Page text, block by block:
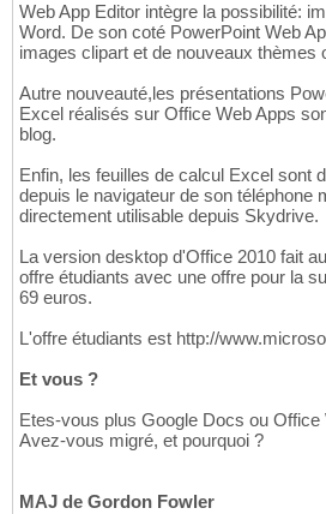
Web App Editor intègre la possibilité:
Word. De son coté PowerPoint Web
images clipart et de nouveaux thèmes
Autre nouveauté,les présentations
Excel réalisés sur Office Web Apps
blog.
Enfin, les feuilles de calcul Excel sont
depuis le navigateur de son téléphone
directement utilisable depuis Skydrive.
La version desktop d'Office 2010 fait
offre étudiants avec une offre pour la
69 euros.
L'offre étudiants est http://
Et vous ?
Etes-vous plus Google Docs ou Office
Avez-vous migré, et pourquoi ?
MAJ de Gordon Fowler